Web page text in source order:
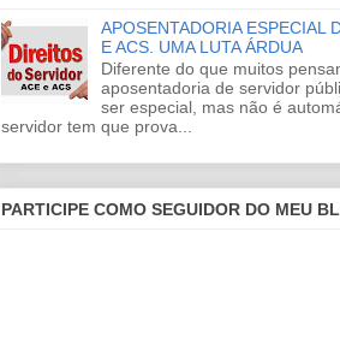
APOSENTADORIA ESPECIAL
E ACS. UMA LUTA ÁRDUA
Diferente do que muitos
aposentadoria de servidor
ser especial, mas não é
servidor tem que prova...
PARTICIPE COMO SEGUIDOR DO MEU